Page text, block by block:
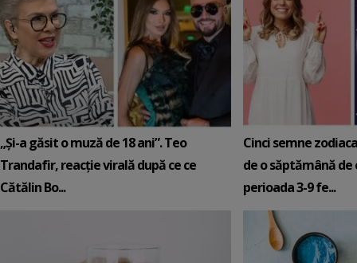
„Și-a găsit o muză de 18 ani”. Teo
Trandafir, reacție virală după ce ce
Cătălin Bo...
Cinci semne
de o săptămână de
perioada 3-9 fe...